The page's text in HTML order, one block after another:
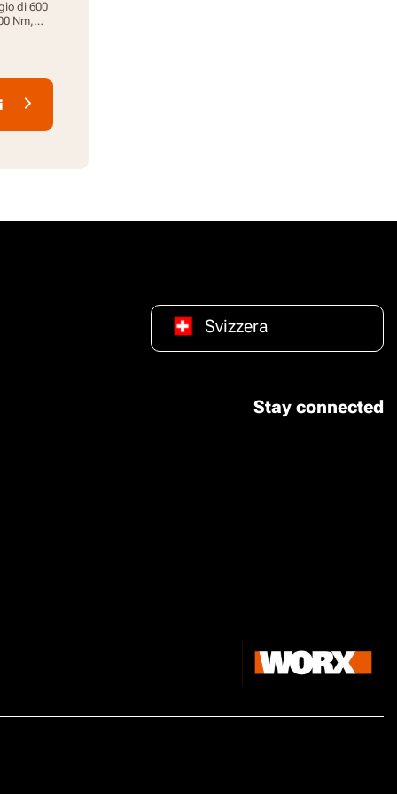
di 600
Nm,
Svizzera
Stay connected